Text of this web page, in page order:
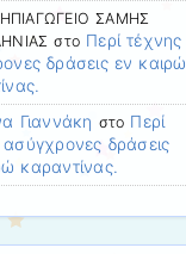
ΣΑΜΗΣ
στο Περί τέχνης
δράσεις εν καιρώ
Γιαννάκη στο Περί
δράσεις
καραντίνας.